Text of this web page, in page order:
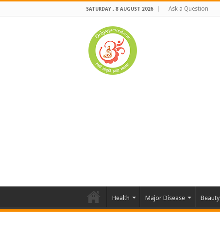
SATURDAY , 8 AUGUST 2026 Ask a Question
Health Major Disease Beauty